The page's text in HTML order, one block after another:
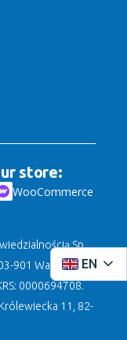
EN
store:
WooCommerce
Sp.
901 Warszawa,
0000694708.
11, 82-